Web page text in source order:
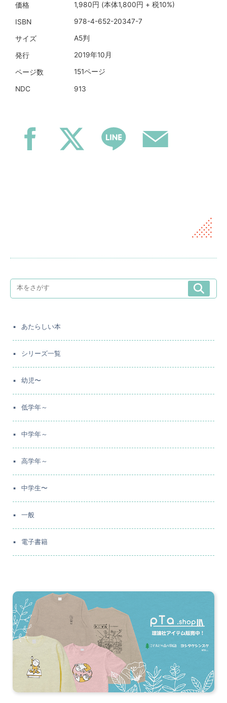
価格 1,980円 (本体1,800円 + 税10%)
ISBN 978-4-652-20347-7
サイズ A5判
発行 2019年10月
ページ数 151ページ
NDC 913
あたらしい本
シリーズ一覧
幼児〜
低学年～
中学年～
高学年～
中学生〜
一般
電子書籍